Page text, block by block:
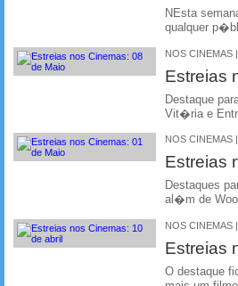
NEsta
qualquer
NOS CINEMAS
Estreias
Destaque
Vit�ria e
NOS CINEMAS
Estreias
Destaques
al�m de
NOS CINEMAS
Estreias
O destaque